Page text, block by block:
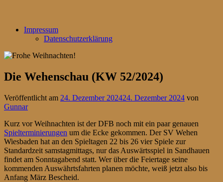
Impressum
Datenschutzerklärung
Die Wehenschau (KW 52/2024)
Veröffentlicht am 24. Dezember 202424. Dezember 2024 von
Gunnar
Kurz vor Weihnachten ist der DFB noch mit ein paar genauen
Spielterminierungen um die Ecke gekommen. Der SV Wehen
Wiesbaden hat an den Spieltagen 22 bis 26 vier Spiele zur
Standardzeit samstagmittags, nur das Auswärtsspiel in Sandhauen
findet am Sonntagabend statt. Wer über die Feiertage seine
kommenden Auswährtsfahrten planen möchte, weiß jetzt also bis
Anfang März Bescheid.